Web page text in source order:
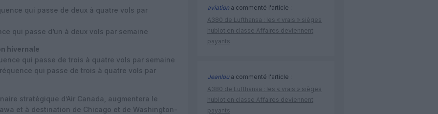
qui passe de deux à quatre vols par
qui passe d’un à deux vols par semaine
hivernale
qui passe de trois à quatre vols par semaine
qui passe de trois à quatre vols par
stratégique d’Air Canada, augmentera le
et à destination de Chicago et de Washington-
aviation a commenté l'article :
A380 de Lufthansa : les « vrais » sièges
hublot en classe Affaires deviennent
payants
Jeanloua commenté l'article :
A380 de Lufthansa : les « vrais » sièges
hublot en classe Affaires deviennent
payants